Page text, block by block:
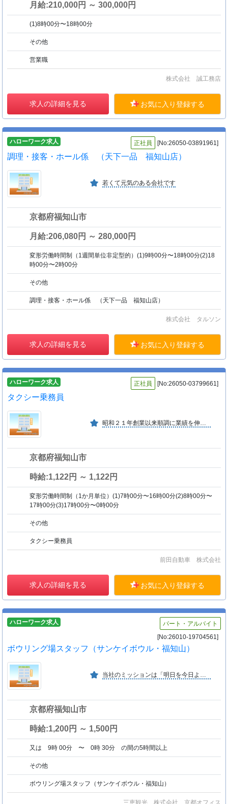
月給:210,000円 ～ 300,000円
(1)8時00分〜18時00分
その他
営業職
株式会社 誠工務店
求人の詳細を見る お気に入り登録する
ハローワーク求人 正社員 [No:26050-03891961]
調理・接客・ホール係 （天下一品 福知山店）
若くて元気のある会社です
京都府福知山市
月給:206,080円 ～ 280,000円
変形労働時間制（1週間単位非定型的）(1)9時00分〜18時00分(2)18
時00分〜2時00分
その他
調理・接客・ホール係 （天下一品 福知山店）
株式会社 タルソン
求人の詳細を見る お気に入り登録する
ハローワーク求人 正社員 [No:26050-03799661]
タクシー乗務員
昭和２１年創業以来順調に業績を伸ばし、前田グループとして業現安定推移している。
京都府福知山市
時給:1,122円 ～ 1,122円
変形労働時間制（1か月単位）(1)7時00分〜16時00分(2)8時00分〜
17時00分(3)17時00分〜0時00分
その他
タクシー乗務員
前田自動車 株式会社
求人の詳細を見る お気に入り登録する
ハローワーク求人
パート・アルバイト
[No:26010-19704561]
ボウリング場スタッフ（サンケイボウル・福知山）
当社のミッションは「明日を今日より、ハッピーに。」関わるすべての人をハッピーにする、という意味が込められています。また、ハッピーを提供する会社だからこそ、笑顔を大切にしています。
京都府福知山市
時給:1,200円 ～ 1,500円
又は 9時 00分 〜 0時 30分 の間の5時間以上
その他
ボウリング場スタッフ（サンケイボウル・福知山）
三恵観光 株式会社 京都オフィス